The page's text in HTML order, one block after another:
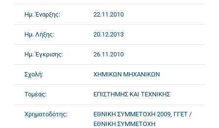
Ημ. Έναρξης: 22.11.2010
Ημ. Λήξης: 20.12.2013
Ημ. Έγκρισης: 26.11.2010
Σχολή: ΧΗΜΙΚΩΝ ΜΗΧΑΝΙΚΩΝ
Τομέας: ΕΠΙΣΤΗΜΗΣ ΚΑΙ ΤΕΧΝΙΚΗΣ
Χρηματοδότης:
ΕΘΝΙΚΗ ΣΥΜΜΕΤΟΧΗ 2009, ΓΓΕΤ /
ΕΘΝΙΚΗ ΣΥΜΜΕΤΟΧΗ